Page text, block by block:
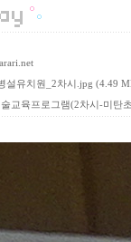
설유치원_2차시.jpg (4.49
교육프로그램(2차시-미탄